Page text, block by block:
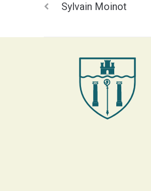
Sylvain Moinot